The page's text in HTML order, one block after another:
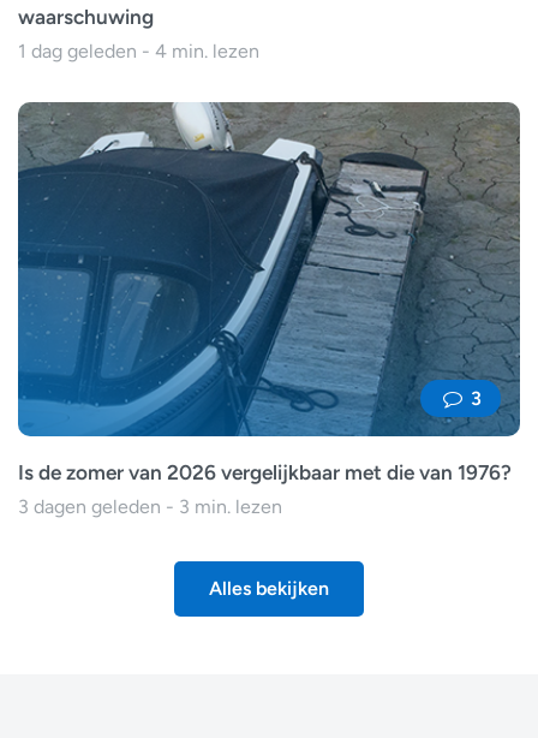
waarschuwing
1 dag geleden - 4 min. lezen
3
Is de zomer van 2026 vergelijkbaar met die van 1976?
3 dagen geleden - 3 min. lezen
Alles bekijken